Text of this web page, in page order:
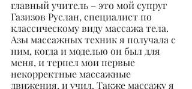
главный учитель – это мой супруг
Газизов Руслан, специалист по
классическому виду массажа тела.
Азы массажных техник я получала с
ним, когда и моделью он был для
меня, и терпел мои первые
некорректные массажные
движения, и учил. Также массажу я